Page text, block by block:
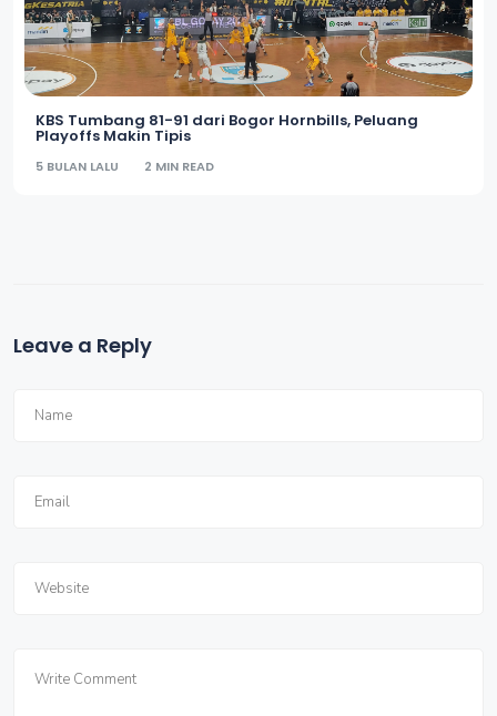
KBS Tumbang 81-91 dari Bogor Hornbills, Peluang
Playoffs Makin Tipis
5 BULAN LALU 2 MIN READ
Leave a Reply